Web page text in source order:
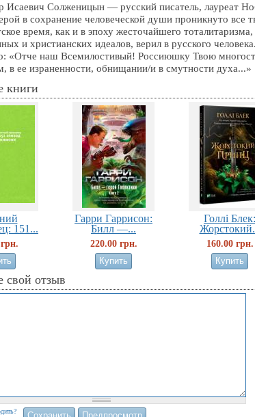
Исаевич Солженицын — русский писатель, лауреат
в сохранение человеческой души проникнуто все
время, как и в эпоху жесточайшего
и христианских идеалов, верил в русского
«Отче наш Всемилостивый! Россиюшку Твою
в ее израненности, обнищании/и в смутности духа...»
книги
151...
Гарри Гаррисон:
Билл —...
220.00 грн.
Голлi Блек:
160.00 грн.
свой отзыв